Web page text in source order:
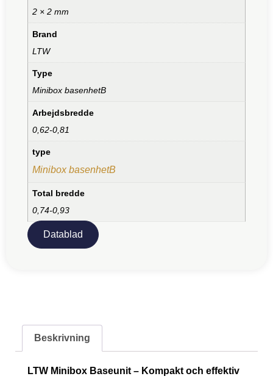
2 × 2 mm
Brand
LTW
Type
Minibox basenhetB
Arbejdsbredde
0,62-0,81
type
Minibox basenhetB
Total bredde
0,74-0,93
Datablad
Beskrivning
LTW Minibox Baseunit – Kompakt och effektiv